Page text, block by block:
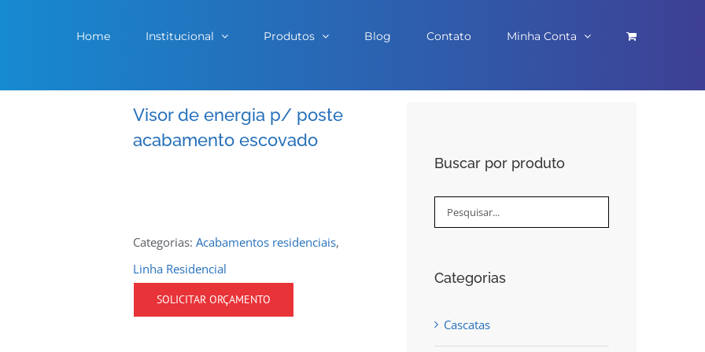
Home Institucional Produtos Blog Contato Minha Conta
Visor de energia p/ poste
acabamento escovado
Categorias: Acabamentos residenciais,
Linha Residencial
SOLICITAR ORÇAMENTO
Buscar por produto
Categorias
Cascatas